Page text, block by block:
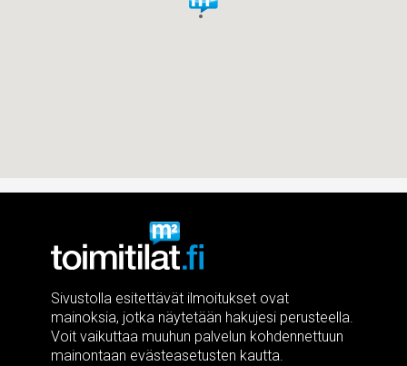
Sivustolla esitettävät ilmoitukset ovat
mainoksia, jotka näytetään hakujesi perusteella.
Voit vaikuttaa muuhun palvelun kohdennettuun
mainontaan evästeasetusten kautta.